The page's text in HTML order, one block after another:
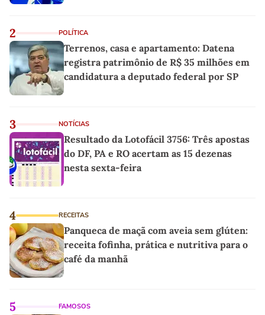
2 POLÍTICA
Terrenos, casa e apartamento: Datena
registra patrimônio de R$ 35 milhões em
candidatura a deputado federal por SP
3 NOTÍCIAS
Resultado da Lotofácil 3756: Três apostas
do DF, PA e RO acertam as 15 dezenas
nesta sexta-feira
4 RECEITAS
Panqueca de maçã com aveia sem glúten:
receita fofinha, prática e nutritiva para o
café da manhã
5 FAMOSOS